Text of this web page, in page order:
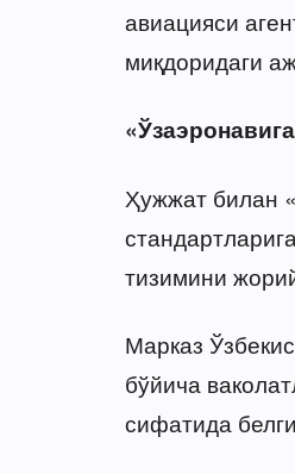
авиацияси
миқдоридаги
Ҳужжат билан
тизимини
Марказ
бўйича
сифатида